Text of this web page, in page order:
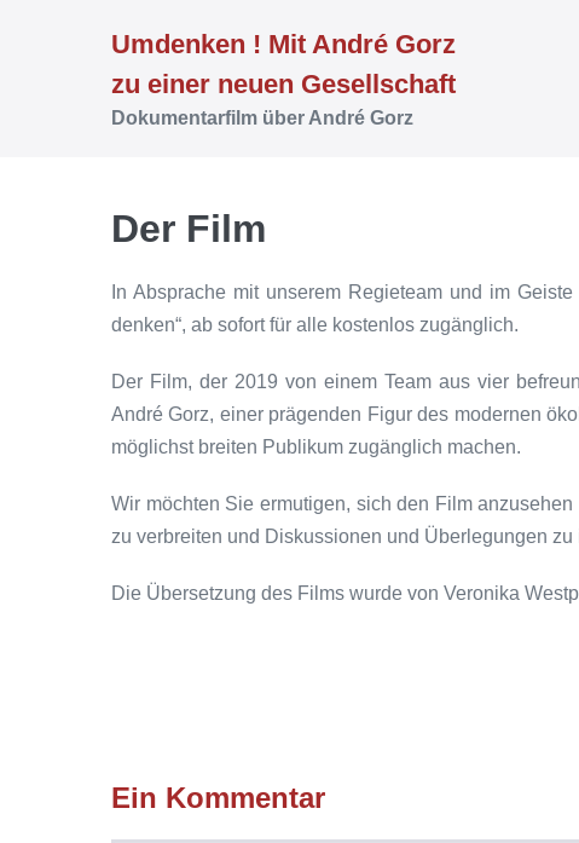
Umdenken ! Mit André Gorz
zu einer neuen Gesellschaft
Dokumentarfilm über André Gorz
Der Film
In Absprache mit unserem Regieteam und im
denken“, ab sofort für alle kostenlos zugänglich.
Der Film, der 2019 von einem Team aus vier
André Gorz, einer prägenden Figur des modernen
möglichst breiten Publikum zugänglich machen.
Wir möchten Sie ermutigen, sich den Film
zu verbreiten und Diskussionen und Überlegungen zu
Die Übersetzung des Films wurde von Veronika
Ein Kommentar